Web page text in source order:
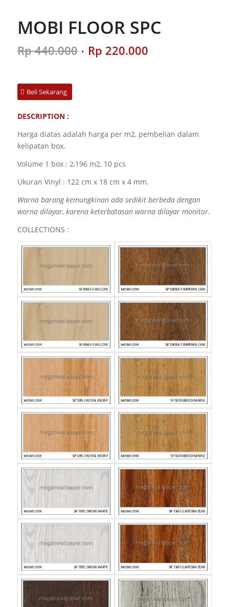
MOBI FLOOR SPC
Rp440.000 Original
price
Rp 220.000Current
Beli Sekarang
DESCRIPTION :
Harga diatas adalah harga per m2, pembelian dalam
kelipatan box.
Volume 1 box : 2,196 m2, 10 pcs
Ukuran Vinyl : 122 cm x 18 cm x 4 mm.
Warna barang kemungkinan ada sedikit berbeda dengan
warna dilayar, karena keterbatasan warna dilayar monitor.
COLLECTIONS :